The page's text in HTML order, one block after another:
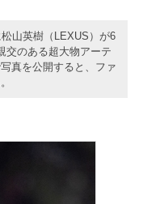
山英樹（LEXUS）が6
交のある超大物アーテ
真を公開すると、ファ